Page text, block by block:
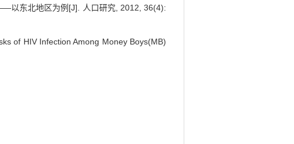
以东北地区为例[J]. 人口研究, 2012, 36(4):
of HIV Infection Among Money Boys(MB)